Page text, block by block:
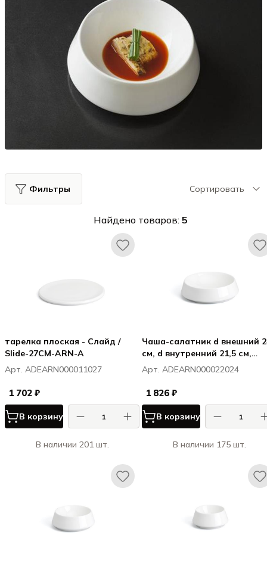
Фильтры Сортировать
Найдено товаров: 5
тарелка плоская - Слайд /
Slide-27CM-ARN-A
Арт. ADEARN000011027
1 702 ₽
В корзину
В наличии 201 шт.
Чаша-салатник d внешний
см, d внутренний 21,5 см,
Слайд / Slide
Арт. ADEARN000022024
1 826 ₽
В корзину
В наличии 175 шт.